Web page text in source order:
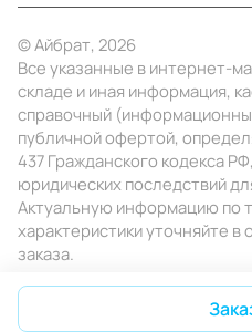
© Айбрат, 2026
Все указанные в интернет-
складе и иная информация,
справочный
публичной офертой,
437 Гражданского кодекса
юридических последствий
Актуальную информацию по
характеристики уточняйте в
заказа.
Конфиденциальность